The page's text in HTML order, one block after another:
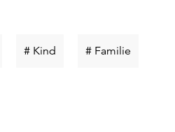
Schlüsselwort
# Kind Schlüsselwort
# Familie